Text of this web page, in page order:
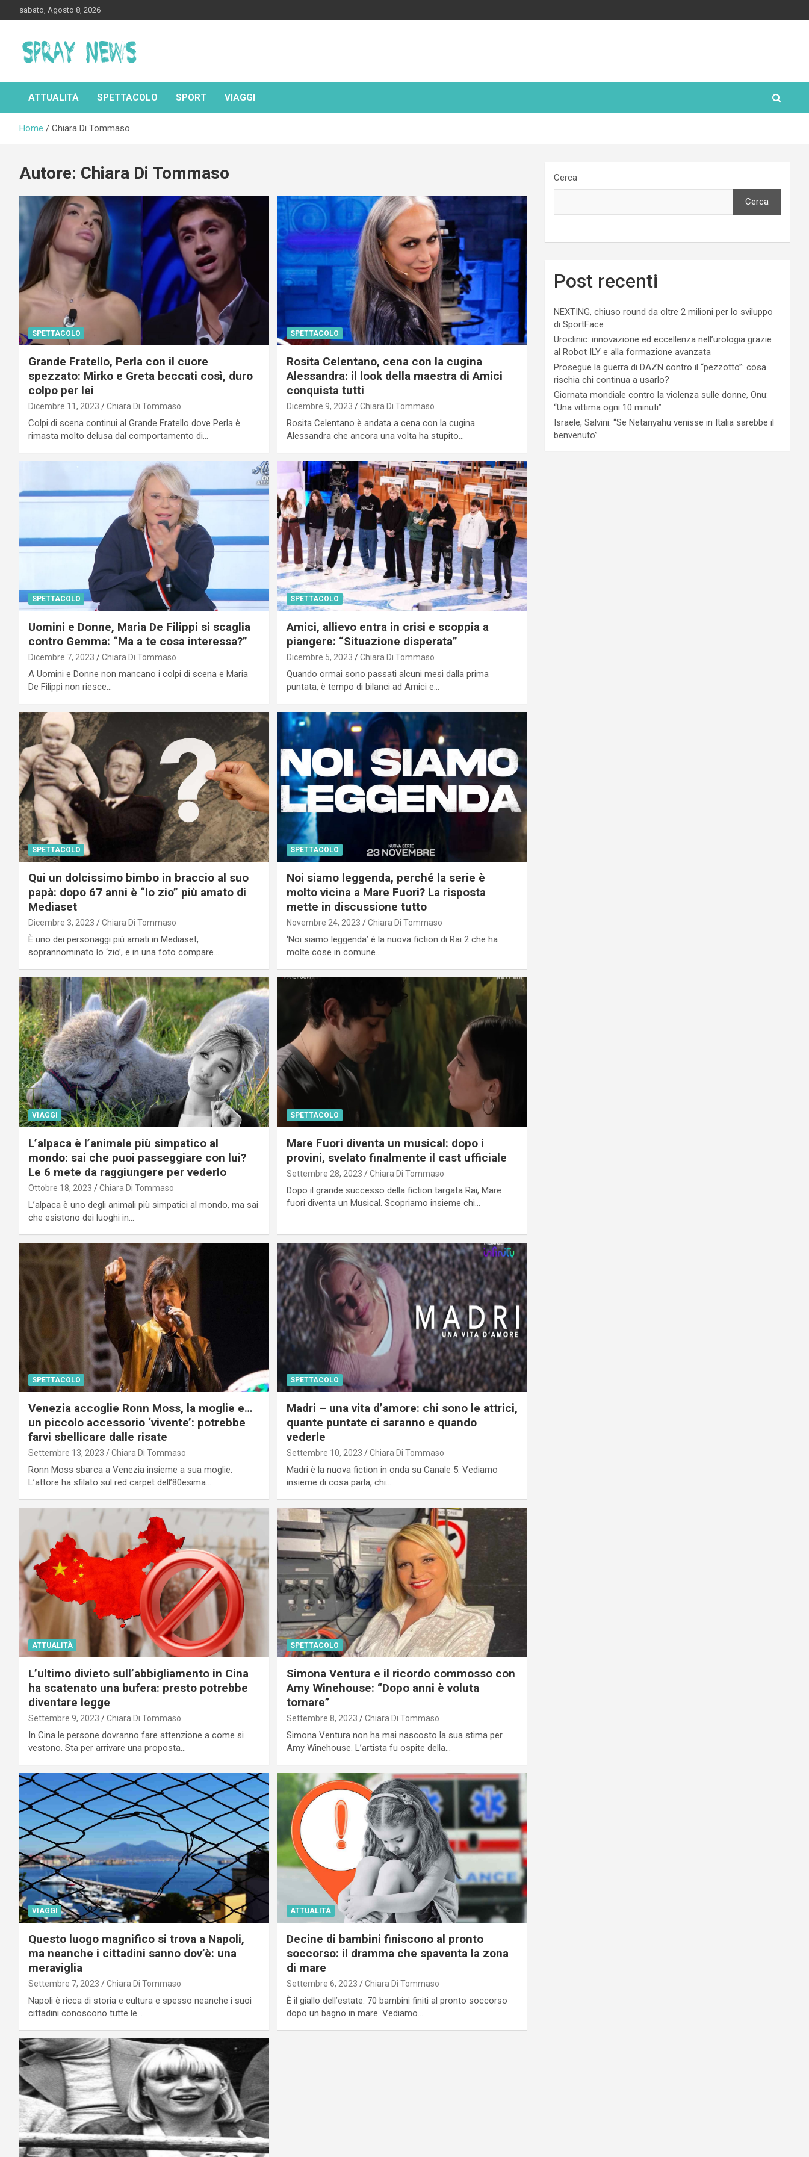
to
sabato, Agosto 8, 2026
Spraynews.it
ATTUALITÀ SPETTACOLO SPORT VIAGGI
Home Chiara Di Tommaso
Autore: Chiara Di Tommaso
SPETTACOLO
Grande Fratello, Perla con il cuore
spezzato: Mirko e Greta beccati così, duro
colpo per lei
Dicembre 11, 2023 Chiara Di Tommaso
Colpi di scena continui al Grande Fratello dove Perla è
rimasta molto delusa dal comportamento di…
SPETTACOLO
Rosita Celentano, cena con la cugina
Alessandra: il look della maestra di Amici
conquista tutti
Dicembre 9, 2023 Chiara Di Tommaso
Rosita Celentano è andata a cena con la cugina
Alessandra che ancora una volta ha stupito…
SPETTACOLO
Uomini e Donne, Maria De Filippi si scaglia
contro Gemma: “Ma a te cosa interessa?”
Dicembre 7, 2023 Chiara Di Tommaso
A Uomini e Donne non mancano i colpi di scena e Maria
De Filippi non riesce…
SPETTACOLO
Amici, allievo entra in crisi e scoppia a
piangere: “Situazione disperata”
Dicembre 5, 2023 Chiara Di Tommaso
Quando ormai sono passati alcuni mesi dalla prima
puntata, è tempo di bilanci ad Amici e…
SPETTACOLO
Qui un dolcissimo bimbo in braccio al suo
papà: dopo 67 anni è “lo zio” più amato di
Mediaset
Dicembre 3, 2023 Chiara Di Tommaso
È uno dei personaggi più amati in Mediaset,
soprannominato lo ‘zio’, e in una foto compare…
SPETTACOLO
Noi siamo leggenda, perché la serie è
molto vicina a Mare Fuori? La risposta
mette in discussione tutto
Novembre 24, 2023 Chiara Di Tommaso
‘Noi siamo leggenda’ è la nuova fiction di Rai 2 che ha
molte cose in comune…
VIAGGI
L’alpaca è l’animale più simpatico al
mondo: sai che puoi passeggiare con lui?
Le 6 mete da raggiungere per vederlo
Ottobre 18, 2023 Chiara Di Tommaso
L’alpaca è uno degli animali più simpatici al mondo, ma sai
che esistono dei luoghi in…
SPETTACOLO
Mare Fuori diventa un musical: dopo i
provini, svelato finalmente il cast ufficiale
Settembre 28, 2023 Chiara Di Tommaso
Dopo il grande successo della fiction targata Rai, Mare
fuori diventa un Musical. Scopriamo insieme chi…
SPETTACOLO
Venezia accoglie Ronn Moss, la moglie e…
un piccolo accessorio ‘vivente’: potrebbe
farvi sbellicare dalle risate
Settembre 13, 2023 Chiara Di Tommaso
Ronn Moss sbarca a Venezia insieme a sua moglie.
L’attore ha sfilato sul red carpet dell’80esima…
SPETTACOLO
Madri – una vita d’amore: chi sono le attrici,
quante puntate ci saranno e quando
vederle
Settembre 10, 2023 Chiara Di Tommaso
Madri è la nuova fiction in onda su Canale 5. Vediamo
insieme di cosa parla, chi…
ATTUALITÀ
L’ultimo divieto sull’abbigliamento in Cina
ha scatenato una bufera: presto potrebbe
diventare legge
Settembre 9, 2023 Chiara Di Tommaso
In Cina le persone dovranno fare attenzione a come si
vestono. Sta per arrivare una proposta…
SPETTACOLO
Simona Ventura e il ricordo commosso con
Amy Winehouse: “Dopo anni è voluta
tornare”
Settembre 8, 2023 Chiara Di Tommaso
Simona Ventura non ha mai nascosto la sua stima per
Amy Winehouse. L’artista fu ospite della…
VIAGGI
Questo luogo magnifico si trova a Napoli,
ma neanche i cittadini sanno dov’è: una
meraviglia
Settembre 7, 2023 Chiara Di Tommaso
Napoli è ricca di storia e cultura e spesso neanche i suoi
cittadini conoscono tutte le…
ATTUALITÀ
Decine di bambini finiscono al pronto
soccorso: il dramma che spaventa la zona
di mare
Settembre 6, 2023 Chiara Di Tommaso
È il giallo dell’estate: 70 bambini finiti al pronto soccorso
dopo un bagno in mare. Vediamo…
Cerca
Cerca
Post recenti
NEXTING, chiuso round da oltre 2 milioni per lo sviluppo
di SportFace
Uroclinic: innovazione ed eccellenza nell’urologia grazie
al Robot ILY e alla formazione avanzata
Prosegue la guerra di DAZN contro il “pezzotto”: cosa
rischia chi continua a usarlo?
Giornata mondiale contro la violenza sulle donne, Onu:
“Una vittima ogni 10 minuti”
Israele, Salvini: “Se Netanyahu venisse in Italia sarebbe il
benvenuto”